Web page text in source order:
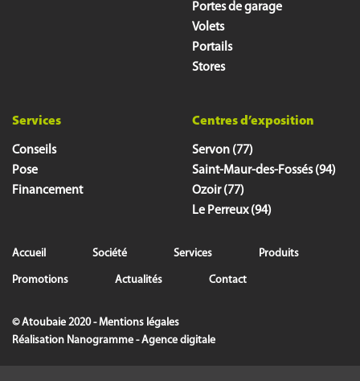
Portes de garage
Volets
Portails
Stores
Services
Conseils
Pose
Financement
Centres d’exposition
Servon (77)
Saint-Maur-des-Fossés (94)
Ozoir (77)
Le Perreux (94)
Accueil Société Services Produits
Promotions Actualités Contact
© Atoubaie 2020 -Mentions légales
Réalisation Nanogramme - Agence digitale